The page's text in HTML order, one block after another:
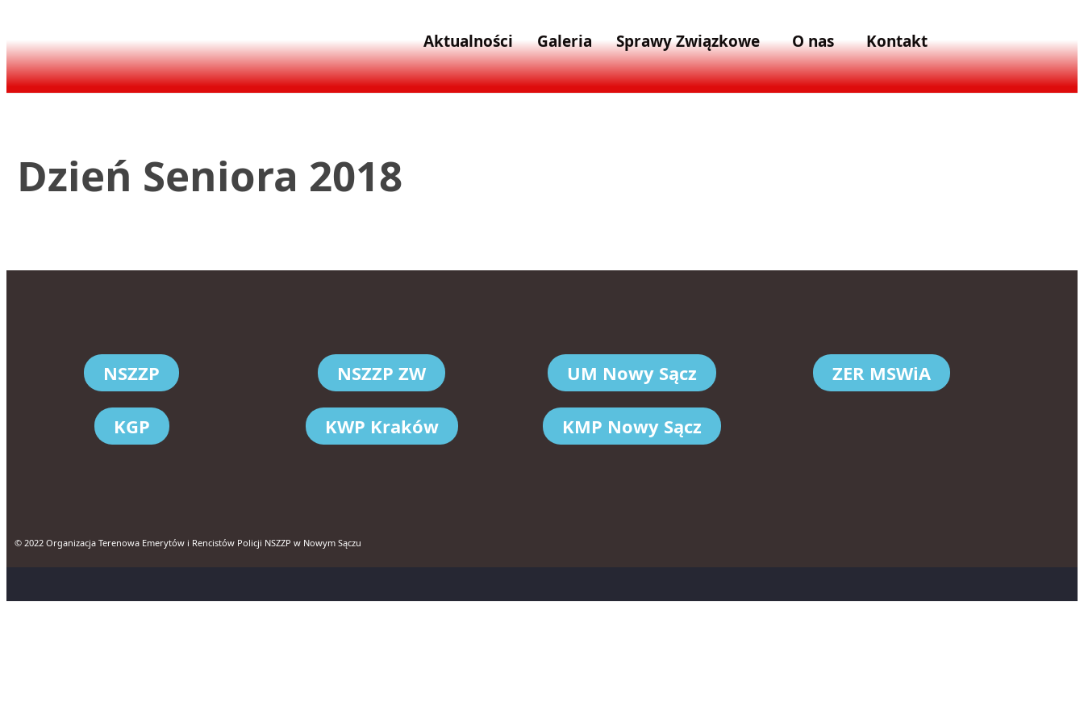
Aktualności Galeria Sprawy Związkowe O nas Kontakt
Dzień Seniora 2018
NSZZP
KGP
NSZZP ZW
KWP Kraków
UM Nowy Sącz
KMP Nowy Sącz
ZER MSWiA
© 2022 Organizacja Terenowa Emerytów i Rencistów Policji NSZZP w Nowym Sączu